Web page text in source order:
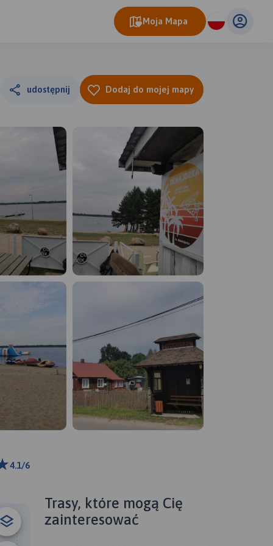
Moja Mapa
udostępnij Dodaj do mojej mapy
4.1/6
Trasy, które mogą Cię
zainteresować